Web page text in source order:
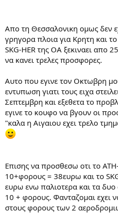
Απο τη Θεσσαλονικη ομως δεν
γρηγορα πλοια για Κρητη και
SKG-HER της ΟΑ ξεκιναει απο
να κανει τρελες προσφορες.
Αυτο που εγινε τον Οκτωβρη
εντυπωση γιατι τους ειχα
Σεπτεμβρη και εξεθετα το
εγινε το κουφο να βγουν οι
"καλα η Αιγαιου εχει τρελο
Επισης να προσθεσω οτι το
10+φορους = 38ευρω και το
ευρω ενω παλιοτερα και τα
10 + φορους. Φανταζομαι εχει
στους φορους των 2